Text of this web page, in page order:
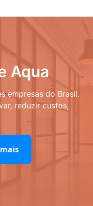
Aqua
empresas do Brasil.
reduzir custos,